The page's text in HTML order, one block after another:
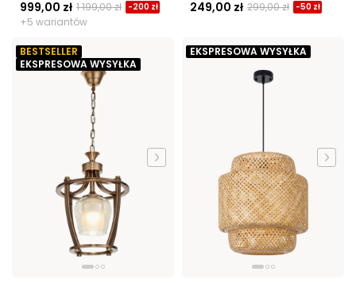
999,00 zł 1 199,00 zł -200 zł
+5 wariantów
LEDO W4
249,00 zł 299,00 zł -50 zł
BESTSELLER
EKSPRESOWA WYSYŁKA
EKSPRESOWA WYSYŁKA